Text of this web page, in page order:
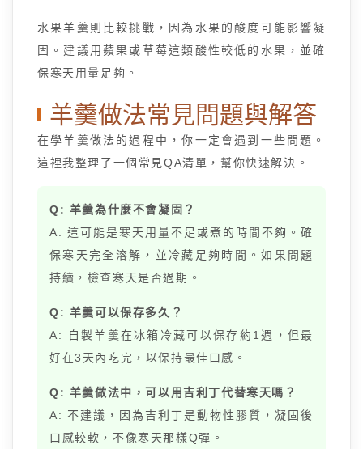
水果羊羹則比較挑戰，因為水果的酸度可能影響凝
固。建議用蘋果或草莓這類酸性較低的水果，並確
保寒天用量足夠。
羊羹做法常見問題與解答
在學羊羹做法的過程中，你一定會遇到一些問題。
這裡我整理了一個常見QA清單，幫你快速解決。
Q: 羊羹為什麼不會凝固？
A: 這可能是寒天用量不足或煮的時間不夠。確
保寒天完全溶解，並冷藏足夠時間。如果問題
持續，檢查寒天是否過期。
Q: 羊羹可以保存多久？
A: 自製羊羹在冰箱冷藏可以保存約1週，但最
好在3天內吃完，以保持最佳口感。
Q: 羊羹做法中，可以用吉利丁代替寒天嗎？
A: 不建議，因為吉利丁是動物性膠質，凝固後
口感較軟，不像寒天那樣Q彈。